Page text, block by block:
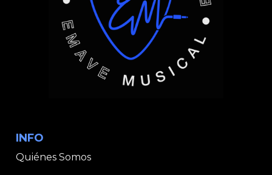
INFO
Quiénes Somos